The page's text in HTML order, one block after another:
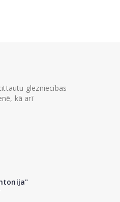
glezniecības
kā arī